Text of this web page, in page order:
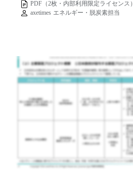
PDF（2枚・内部利用限定ライセンス）
axetimes エネルギー・脱炭素担当